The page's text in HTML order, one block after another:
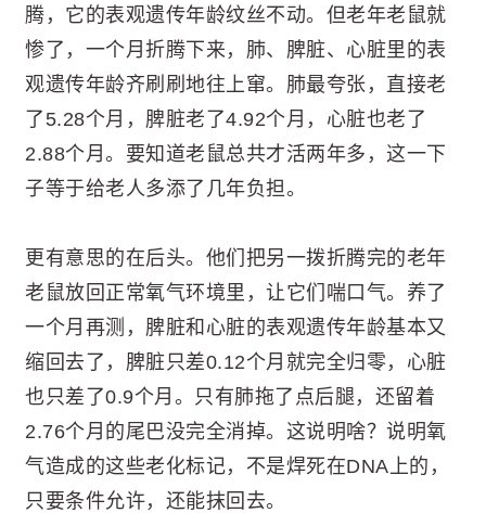
腾，它的表观遗传年龄纹丝不动。但老年老鼠就
惨了，一个月折腾下来，肺、脾脏、心脏里的表
观遗传年龄齐刷刷地往上窜。肺最夸张，直接老
了5.28个月，脾脏老了4.92个月，心脏也老了
2.88个月。要知道老鼠总共才活两年多，这一下
子等于给老人多添了几年负担。
更有意思的在后头。他们把另一拨折腾完的老年
老鼠放回正常氧气环境里，让它们喘口气。养了
一个月再测，脾脏和心脏的表观遗传年龄基本又
缩回去了，脾脏只差0.12个月就完全归零，心脏
也只差了0.9个月。只有肺拖了点后腿，还留着
2.76个月的尾巴没完全消掉。这说明啥？说明氧
气造成的这些老化标记，不是焊死在DNA上的，
只要条件允许，还能抹回去。